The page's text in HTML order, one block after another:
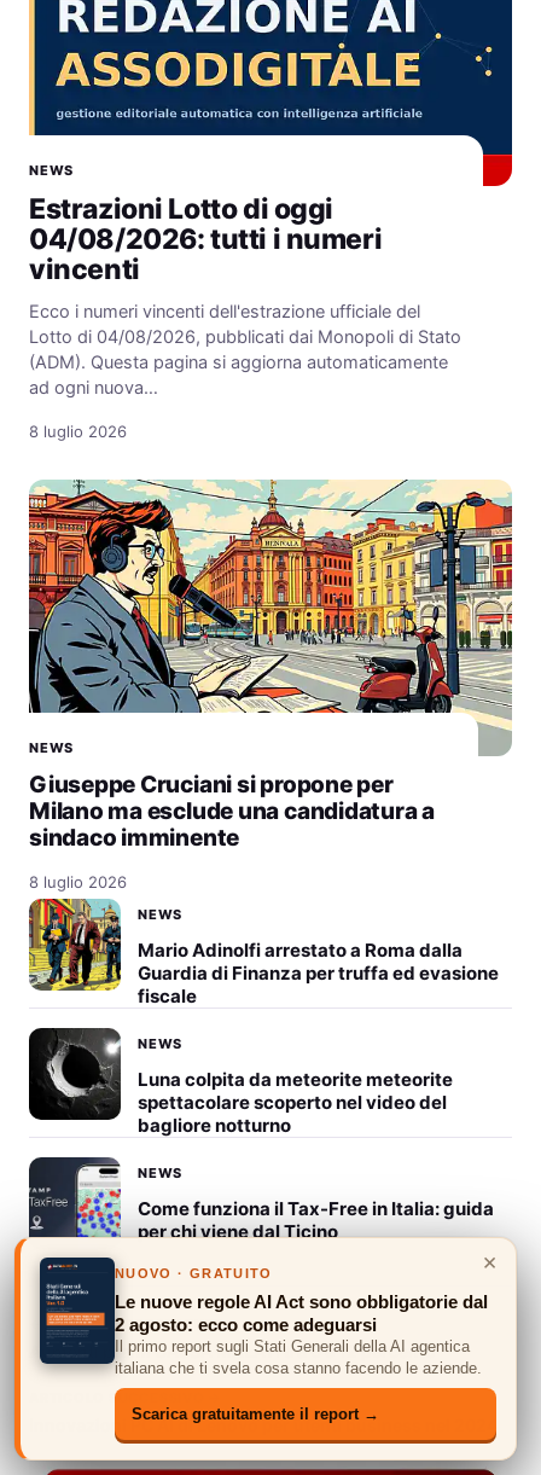
NEWS
Estrazioni Lotto di oggi
04/08/2026: tutti i numeri
vincenti
Ecco i numeri vincenti dell'estrazione ufficiale del
Lotto di 04/08/2026, pubblicati dai Monopoli di Stato
(ADM). Questa pagina si aggiorna automaticamente
ad ogni nuova…
8 luglio 2026
NEWS
Giuseppe Cruciani si propone per
Milano ma esclude una candidatura a
sindaco imminente
8 luglio 2026
NEWS
Mario Adinolfi arrestato a Roma dalla
Guardia di Finanza per truffa ed evasione
fiscale
NEWS
Luna colpita da meteorite meteorite
spettacolare scoperto nel video del
bagliore notturno
NEWS
Come funziona il Tax-Free in Italia: guida
per chi viene dal Ticino
← ARTICOLO PRECEDENTE
Aumenti premi CASSA MALATI tra 6 e 12 percento
ARTICOLO SUCCESSIVO →
Innovazioni PC AI di Lenovo per utenti business nel 2024
×
NUOVO · GRATUITO
Le nuove regole AI Act sono obbligatorie dal
2 agosto: ecco come adeguarsi
Il primo report sugli Stati Generali della AI agentica
italiana che ti svela cosa stanno facendo le aziende.
Scarica gratuitamente il report →